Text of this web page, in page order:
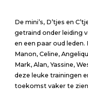
De mini’s, D’tjes en
getraind onder leiding
en een paar oud leden.
Manon, Celine,
Mark, Alan, Yassine,
deze leuke trainingen
toekomst vaker te